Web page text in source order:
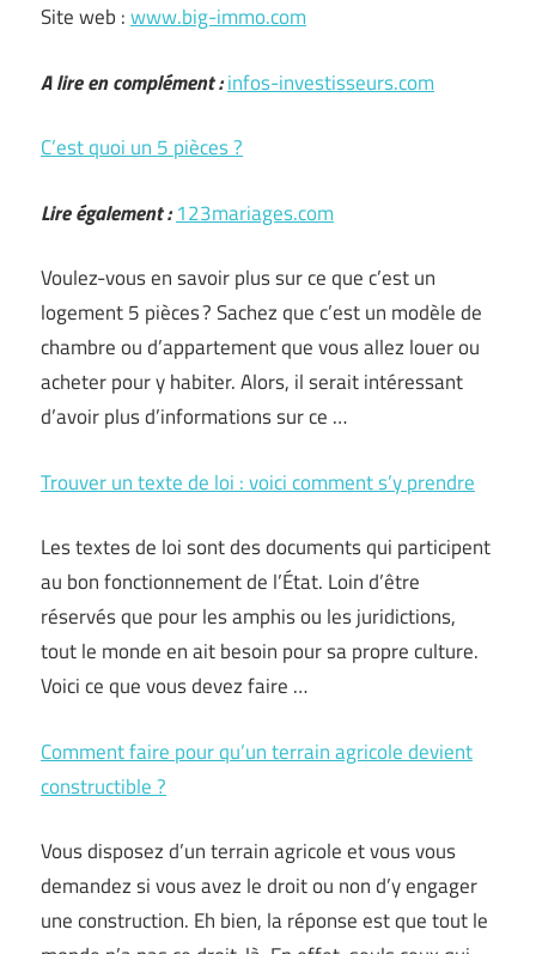
Site web :www.big-immo.com
A lire en complément :infos-investisseurs.com
C’est quoi un 5 pièces ?
Lire également : 123mariages.com
Voulez-vous en savoir plus sur ce que c’est un
logement 5 pièces ? Sachez que c’est un modèle de
chambre ou d’appartement que vous allez louer ou
acheter pour y habiter. Alors, il serait intéressant
d’avoir plus d’informations sur ce …
Trouver un texte de loi : voici comment s’y prendre
Les textes de loi sont des documents qui participent
au bon fonctionnement de l’État. Loin d’être
réservés que pour les amphis ou les juridictions,
tout le monde en ait besoin pour sa propre culture.
Voici ce que vous devez faire …
Comment faire pour qu’un terrain agricole devient
constructible ?
Vous disposez d’un terrain agricole et vous vous
demandez si vous avez le droit ou non d’y engager
une construction. Eh bien, la réponse est que tout le